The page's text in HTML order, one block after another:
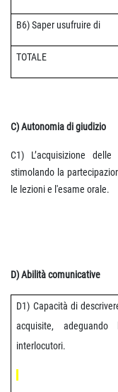
B6) Saper usufruire di
TOTALE
C) Autonomia di giudizio
C1) L’acquisizione
stimolando la
le lezioni e l'esame orale.
D) Abilità comunicative
D1) Capacità di
acquisite,
interlocutori.